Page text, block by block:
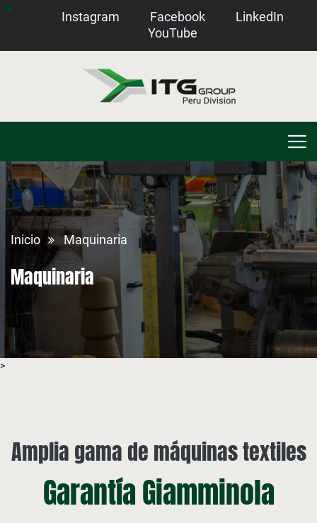
Instagram Facebook
LinkedIn
YouTube
Inicio Maquinaria
Maquinaria
>
Amplia gama de máquinas textiles
Garantía Giamminola